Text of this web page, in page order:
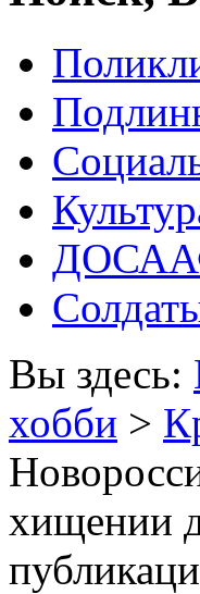
Вы здесь:
хобби >
хищении